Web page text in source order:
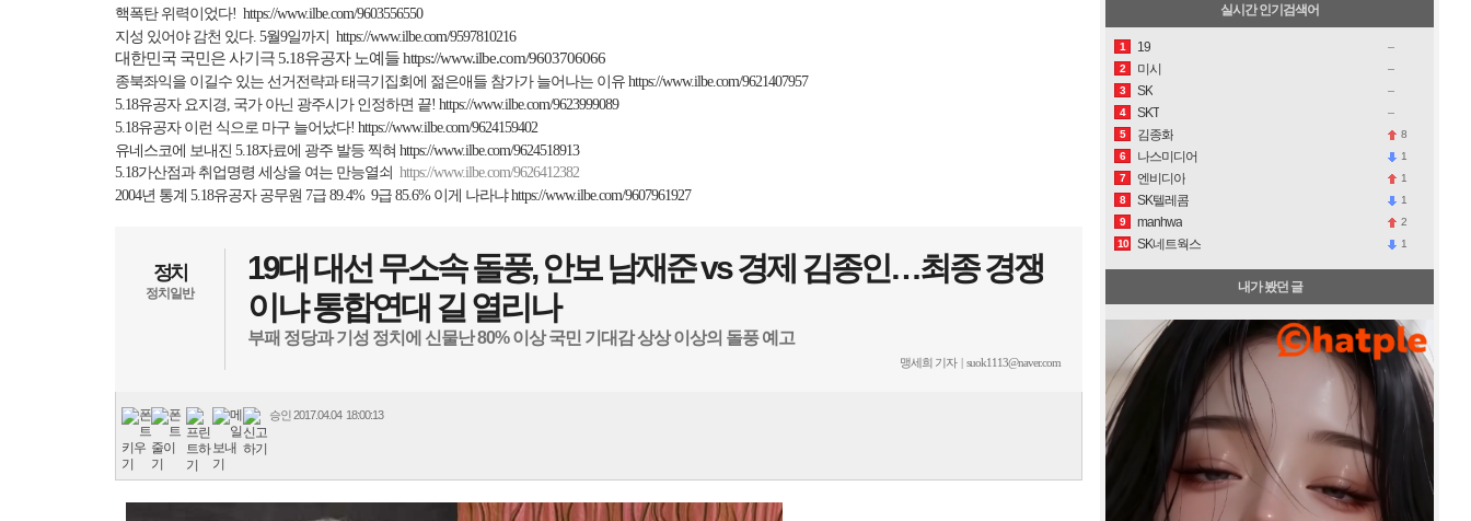
핵폭탄 위력이었다! https://www.ilbe.com/9603556550
지성 있어야 감천 있다. 5월9일까지 https://www.ilbe.com/9597810216
대한민국 국민은 사기극 5.18유공자 노예들https://www.ilbe.com/9603706066
종북좌익을 이길수 있는 선거전략과 태극기집회에 젊은애들 참가가 늘어나는 이유 https://www.ilbe.com/9621407957
5.18유공자 요지경, 국가 아닌 광주시가 인정하면 끝! https://www.ilbe.com/9623999089
5.18유공자 이런 식으로 마구 늘어났다! https://www.ilbe.com/9624159402
유네스코에 보내진 5.18자료에 광주 발등 찍혀 https://www.ilbe.com/9624518913
5.18가산점과 취업명령 세상을 여는 만능열쇠 https://www.ilbe.com/9626412382
2004년 통계 5.18유공자 공무원 7급 89.4% 9급 85.6% 이게 나라냐 https://www.ilbe.com/9607961927
정치
정치일반
19대 대선 무소속 돌풍, 안보 남재준 vs 경제 김종인…최종 경쟁
이냐 통합연대 길 열리나
부패 정당과 기성 정치에 신물난 80% 이상 국민 기대감 상상 이상의 돌풍 예고
맹세희 기자 | suok1113@naver.com
승인2017.04.04 18:00:13
실시간 인기검색어
1 19
2 미시
3 SK
4 SKT
5 김종화
8
6
나스미디어
1
7
엔비디아
1
8
SK텔레콤
1
9
manhwa
2
10
SK네트웍스 1
내가 봤던 글